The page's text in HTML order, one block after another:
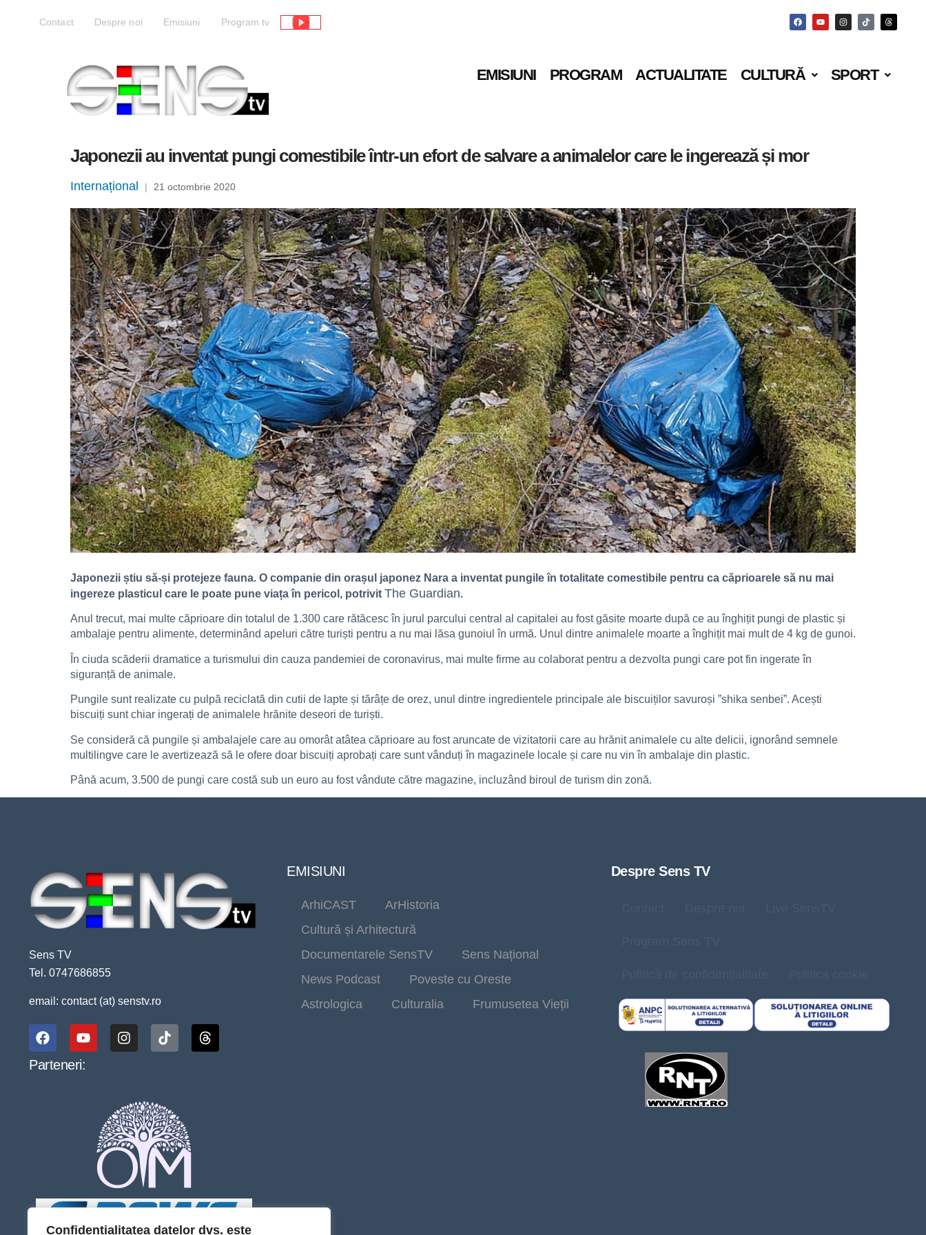
Confidențialitatea datelor dvs. este
Contact Despre noi Emisiuni Program tv Live
EMISIUNI PROGRAM ACTUALITATE CULTURĂ SPORT
Japonezii au inventat pungi comestibile într-un efort de salvare a animalelor care le ingerează și mor
Internațional | 21 octombrie 2020
Japonezii știu să-și protejeze fauna. O companie din orașul japonez Nara a inventat pungile în totalitate comestibile pentru ca căprioarele să nu mai
ingereze plasticul care le poate pune viața în pericol, potrivit The Guardian.
Anul trecut, mai multe căprioare din totalul de 1.300 care rătăcesc în jurul parcului central al capitalei au fost găsite moarte după ce au înghițit pungi de plastic și
ambalaje pentru alimente, determinând apeluri către turiști pentru a nu mai lăsa gunoiul în urmă. Unul dintre animalele moarte a înghițit mai mult de 4 kg de gunoi.
În ciuda scăderii dramatice a turismului din cauza pandemiei de coronavirus, mai multe firme au colaborat pentru a dezvolta pungi care pot fin ingerate în
siguranță de animale.
Pungile sunt realizate cu pulpă reciclată din cutii de lapte și tărâțe de orez, unul dintre ingredientele principale ale biscuiților savuroși ”shika senbei”. Acești
biscuiți sunt chiar ingerați de animalele hrănite deseori de turiști.
Se consideră că pungile și ambalajele care au omorât atâtea căprioare au fost aruncate de vizitatorii care au hrănit animalele cu alte delicii, ignorând semnele
multilingve care le avertizează să le ofere doar biscuiți aprobați care sunt vânduți în magazinele locale și care nu vin în ambalaje din plastic.
Până acum, 3.500 de pungi care costă sub un euro au fost vândute către magazine, incluzând biroul de turism din zonă.
Sens TV
Tel. 0747686855
email: contact (at) senstv.ro
Parteneri:
EMISIUNI
ArhiCAST
ArHistoria
Cultură și Arhitectură
Documentarele SensTV
Sens Național
News Podcast
Poveste cu Oreste
Astrologica
Culturalia Frumusetea Vieții
Despre Sens TV